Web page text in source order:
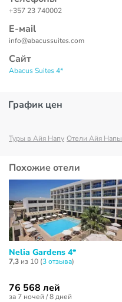
+357 23 740002
Е-маil
info@abacussuites.com
Сайт
Abacus Suites 4*
График цен
Туры в Айя Напу Отели Айя Напы
Похожие отели
Nelia Gardens 4*
7,3 из 10 (3 отзывa)
76 568 лей
за 7 ночей / 8 дней